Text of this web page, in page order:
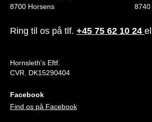
8700 Horsens
Ring til os på tlf. +45 75 62 10 24
Hornsleth's Eftf.
CVR. DK15290404
Facebook
Find os på Facebook